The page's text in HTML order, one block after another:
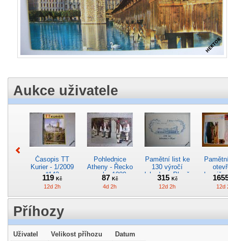
Aukce uživatele
Časopis TT
Kurier - 1/2009
*142
119Kč
12d 2h
Pohlednice
Atheny - Řecko
z roku 1989.
Nová nepoužitá
*5019
87 Kč
4d 2h
Pamětní list ke
130 výročí
lokodepa Plzeň
*2963
315 Kč
12d 2h 12d
Příhozy
Uživatel Velikost příhozu Datum